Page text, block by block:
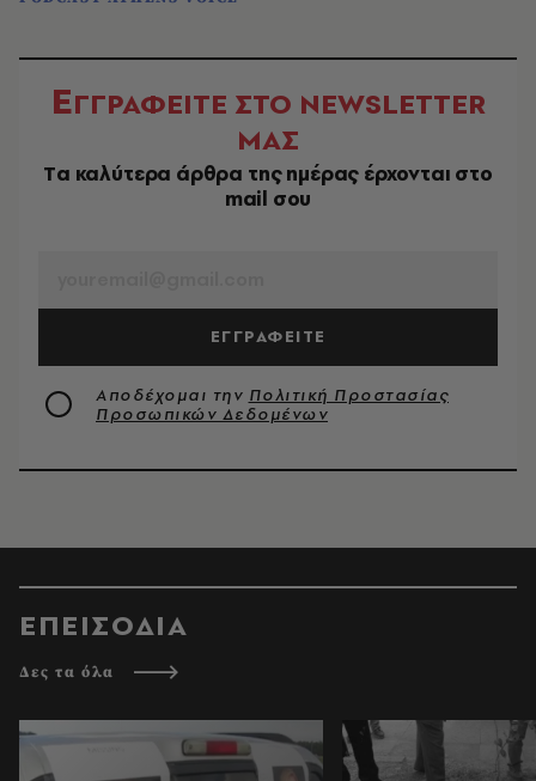
ΕΓΓΡΑΦΕΙΤΕ ΣΤΟ NEWSLETTER
ΜΑΣ
Tα καλύτερα άρθρα της ημέρας έρχονται στο
mail σου
ΕΓΓΡΑΦΕΙΤΕ
Αποδέχομαι την Πολιτική Προστασίας
Προσωπικών Δεδομένων
ΕΠΕΙΣΟΔΙΑ
Δες τα όλα